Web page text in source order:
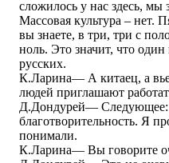
сложилось у нас здесь, мы
Массовая культура – нет.
вы знаете, в три, три с
ноль. Это значит, что один
русских.
К.Ларина― А китаец, а
людей приглашают
Д.Дондурей― Следующее:
благотворительность. Я
понимали.
К.Ларина― Вы говорите